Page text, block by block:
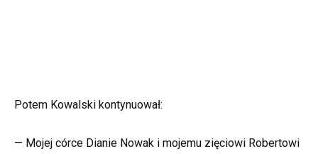
Potem Kowalski kontynuował:
— Mojej córce Dianie Nowak i mojemu zięciowi Robertowi